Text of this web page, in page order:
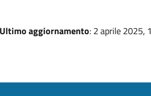
Ultimo aggiornamento: 2 aprile 2025,